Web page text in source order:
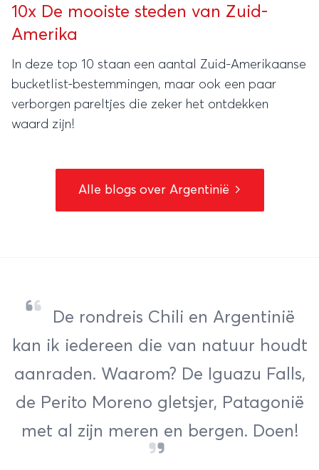
10x De mooiste steden van Zuid-
Amerika
In deze top 10 staan een aantal Zuid-Amerikaanse
bucketlist-bestemmingen, maar ook een paar
verborgen pareltjes die zeker het ontdekken
waard zijn!
Alle blogs over Argentinië
De rondreis Chili en Argentinië
kan ik iedereen die van natuur houdt
aanraden. Waarom? De Iguazu Falls,
de Perito Moreno gletsjer, Patagonië
met al zijn meren en bergen. Doen!